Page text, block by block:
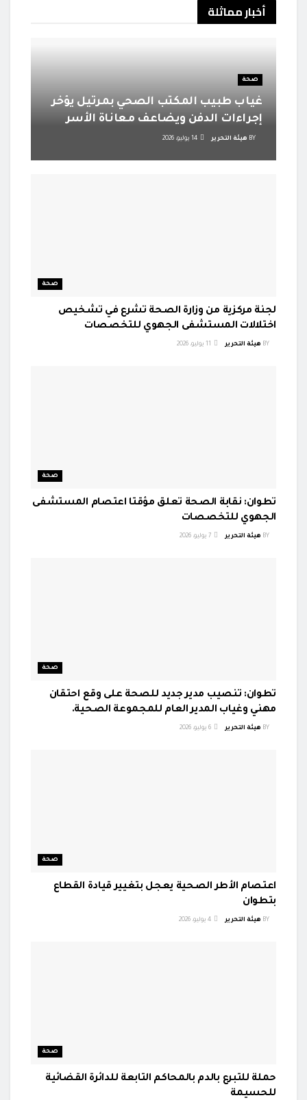
أخبارمماثلة
صحة
غياب طبيب المكتب الصحي بمرتيل يؤخر
إجراءات الدفن ويضاعف معاناة الأسر
BY هيئة التحرير
صحة
لجنة مركزية من وزارة الصحة تشرع في تشخيص
اختلالات المستشفى الجهوي للتخصصات
BY هيئة التحرير
صحة
تطوان: نقابة الصحة تعلق مؤقتا اعتصام المستشفى
الجهوي للتخصصات
BY هيئة التحرير
صحة
تطوان: تنصيب مدير جديد للصحة على وقع احتقان
مهني وغياب المدير العام للمجموعة الصحية.
BY هيئة التحرير
صحة
اعتصام الأطر الصحية يعجل بتغيير قيادة القطاع
بتطوان
BY هيئة التحرير
صحة
حملة للتبرع بالدم بالمحاكم التابعة للدائرة القضائية
للحسيمة